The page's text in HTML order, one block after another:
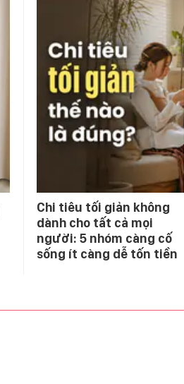
Chi tiêu tối giản không
dành cho tất cả mọi
người: 5 nhóm càng cố
sống ít càng dễ tốn tiền